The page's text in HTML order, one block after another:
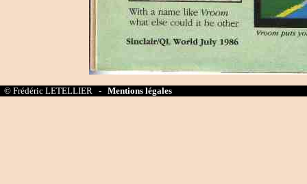
© Frédéric LETELLIER - Mentions légales